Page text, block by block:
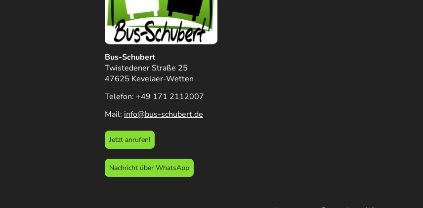
Bus-Schubert
Twistedener Straße 25
47625 Kevelaer-Wetten
Telefon: +49 171 2112007
Mail: info@bus-schubert.de
Jetzt anrufen!
Nachricht über WhatsApp